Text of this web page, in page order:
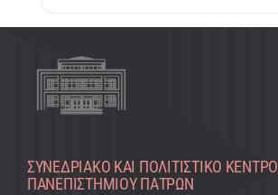
ΣΥΝΕΔΡΙΑΚΌ ΚΑΙ ΠΟΛΙΤΙΣΤΙΚΌ KΈΝΤΡΟ
ΠΑΝΕΠΙΣΤΗΜΊΟΥ ΠΑΤΡΏΝ